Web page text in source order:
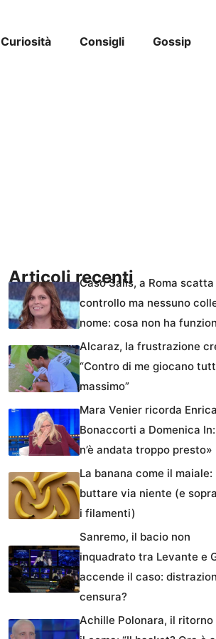
Curiosità Consigli Gossip
Articoli recentiCaso Salis, a Roma scatta
controllo ma nessuno
nome: cosa non ha
Alcaraz, la frustrazione
“Contro di me giocano
massimo”
Mara Venier ricorda Enrica
Bonaccorti a Domenica
n’è andata troppo presto»
La banana come il maiale:
buttare via niente (e
i filamenti)
Sanremo, il bacio non
inquadrato tra Levante e
accende il caso:
censura?
Achille Polonara, il ritorno